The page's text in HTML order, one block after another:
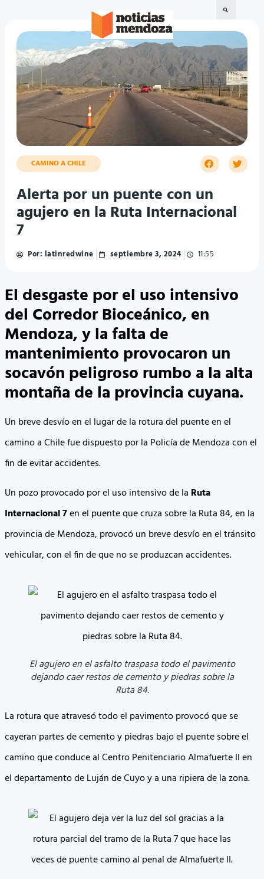
CAMINO A CHILE
Alerta por un puente con un
agujero en la Ruta Internacional
7
Por: latinredwine septiembre 3, 2024 11:55
El desgaste por el uso intensivo
del Corredor Bioceánico, en
Mendoza, y la falta de
mantenimiento provocaron un
socavón peligroso rumbo a la alta
montaña de la provincia cuyana.
Un breve desvío en el lugar de la rotura del puente en el
camino a Chile fue dispuesto por la Policía de Mendoza con el
fin de evitar accidentes.
Un pozo provocado por el uso intensivo de la Ruta
Internacional 7en el puente que cruza sobre la Ruta 84, en la
provincia de Mendoza, provocó un breve desvío en el tránsito
vehicular, con el fin de que no se produzcan accidentes.
El agujero en el asfalto traspasa todo el pavimento
dejando caer restos de cemento y piedras sobre la
Ruta 84.
La rotura que atravesó todo el pavimento provocó que se
cayeran partes de cemento y piedras bajo el puente sobre el
camino que conduce al Centro Penitenciario Almafuerte II en
el departamento de Luján de Cuyo y a una ripiera de la zona.